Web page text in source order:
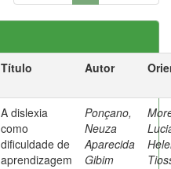
Título Autor
A dislexia
como
dificuldade de
aprendizagem
Ponçano,
Neuza
Aparecida
Gibim